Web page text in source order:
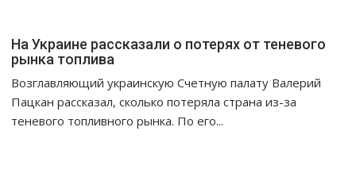
На Украине рассказали о потерях от теневого
рынка топлива
Возглавляющий украинскую Счетную палату Валерий
Пацкан рассказал, сколько потеряла страна из-за
теневого топливного рынка. По его...